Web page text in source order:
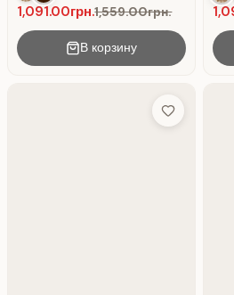
1,091.00грн.1,559.00грн.
В корзину
Add to Wish